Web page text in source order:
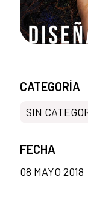
CATEGORÍA
SIN
FECHA
08 MAYO 2018